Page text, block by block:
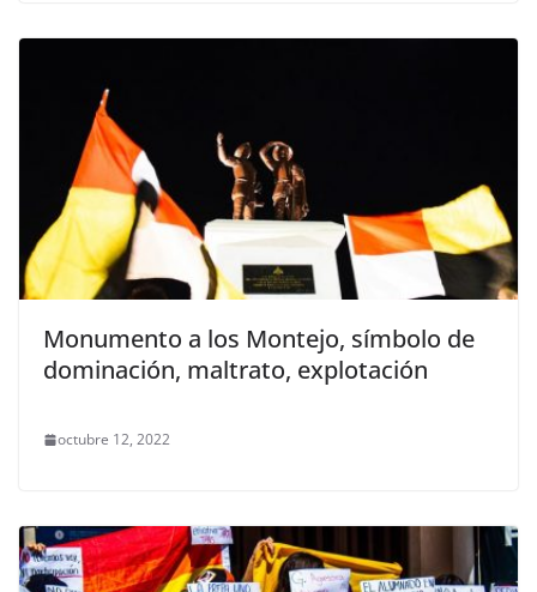
Monumento a los Montejo, símbolo de
dominación, maltrato, explotación
octubre 12, 2022